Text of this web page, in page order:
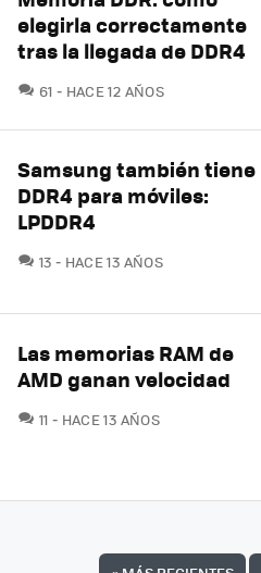
elegirla correctamente
tras la llegada de DDR4
61 COMENTARIOS
HACE 12 AÑOS
Samsung también tiene
DDR4 para móviles:
LPDDR4
13 COMENTARIOS
HACE 13 AÑOS
Las memorias RAM de
AMD ganan velocidad
11 COMENTARIOS
HACE 13 AÑOS